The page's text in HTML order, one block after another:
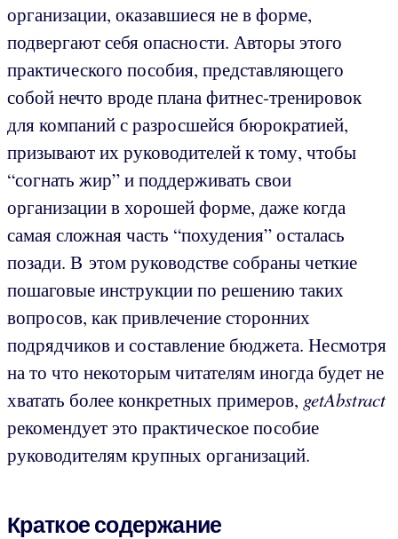
организации, оказавшиеся не в форме,
подвергают себя опасности. Авторы этого
практического пособия, представляющего
собой нечто вроде плана фитнес-тренировок
для компаний с разросшейся бюрократией,
призывают их руководителей к тому, чтобы
“согнать жир” и поддерживать свои
организации в хорошей форме, даже когда
самая сложная часть “похудения” осталась
позади. В этом руководстве собраны четкие
пошаговые инструкции по решению таких
вопросов, как привлечение сторонних
подрядчиков и составление бюджета. Несмотря
на то что некоторым читателям иногда будет не
хватать более конкретных примеров, getAbstract
рекомендует это практическое пособие
руководителям крупных организаций.
Краткое содержание